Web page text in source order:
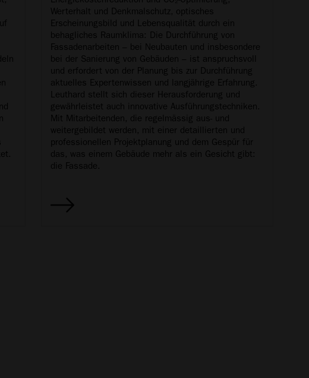
Werterhalt und Denkmalschutz, optisches
Erscheinungsbild und Lebensqualität durch ein
behagliches Raumklima: Die Durchführung von
Fassadenarbeiten – bei Neubauten und insbesondere
bei der Sanierung von Gebäuden – ist anspruchsvoll
und erfordert von der Planung bis zur Durchführung
aktuelles Expertenwissen und langjährige Erfahrung.
Leuthard stellt sich dieser Herausforderung und
gewährleistet auch innovative Ausführungstechniken.
Mit Mitarbeitenden, die regelmässig aus- und
weitergebildet werden, mit einer detaillierten und
professionellen Projektplanung und dem Gespür für
das, was einem Gebäude mehr als ein Gesicht gibt:
die Fassade.